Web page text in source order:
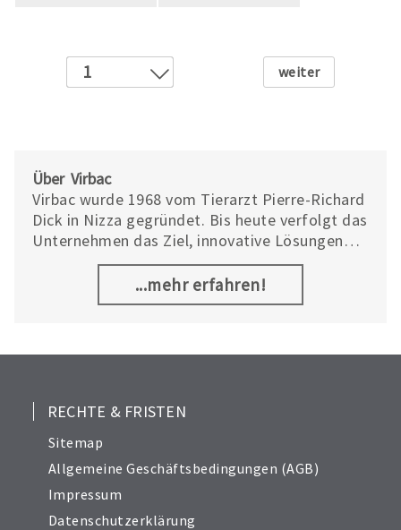
1
Weiter
Über Virbac
Virbac wurde 1968 vom Tierarzt Pierre-Richard
Dick in Nizza gegründet. Bis heute verfolgt das
Unternehmen das Ziel, innovative Lösungen
zur Bekämpfung von Tierkrankheiten
...mehr erfahren!
RECHTE & FRISTEN
Sitemap
Allgemeine Geschäftsbedingungen (AGB)
Impressum
Datenschutzerklärung